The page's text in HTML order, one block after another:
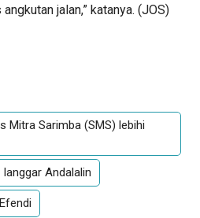
jalan,” katanya. (JOS)
Mitra Sarimba (SMS) lebihi
langgar Andalalin